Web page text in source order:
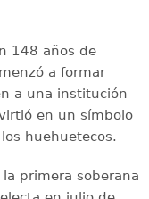
148 años de
a formar
a una institución
en un símbolo
huehuetecos.
primera soberana